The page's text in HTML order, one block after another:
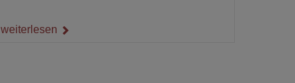
weiterlesen